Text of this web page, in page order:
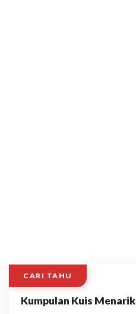
CARI TAHU
Kumpulan Kuis Menarik